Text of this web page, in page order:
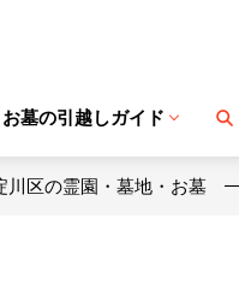
お墓の引越しガイド
川区の霊園・墓地・お墓